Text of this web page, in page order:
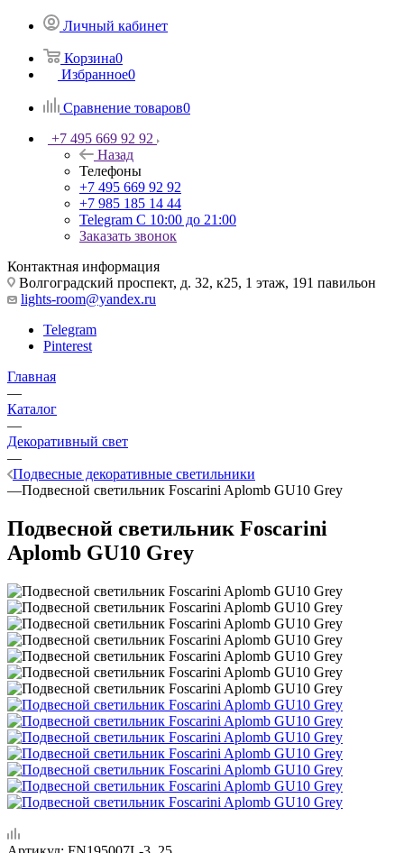
Личный кабинет
Корзина0
Избранное0
Сравнение товаров0
+7 495 669 92 92
Назад
Телефоны
+7 495 669 92 92
+7 985 185 14 44
Telegram С 10:00 до 21:00
Заказать звонок
Контактная информация
Волгоградский проспект, д. 32, к25, 1 этаж, 191 павильон
lights-room@yandex.ru
Telegram
Pinterest
Главная
—
Каталог
—
Декоративный свет
—
Подвесные декоративные светильники
—Подвесной светильник Foscarini Aplomb GU10 Grey
Подвесной светильник Foscarini
Aplomb GU10 Grey